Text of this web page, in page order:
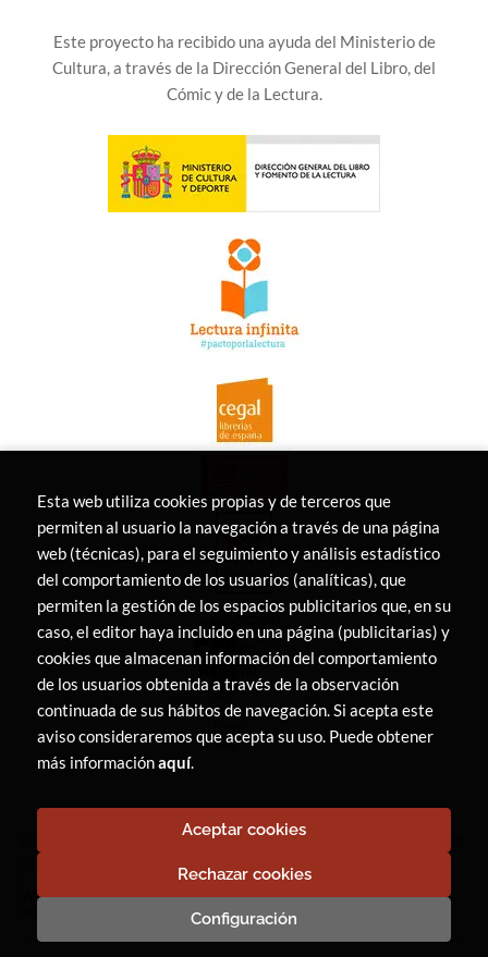
Este proyecto ha recibido una ayuda del Ministerio de
Cultura, a través de la Dirección General del Libro, del
Cómic y de la Lectura.
LIBRERÍA CANAIMA. Todos los Derechos Reservados
Esta web utiliza cookies propias y de terceros que
permiten al usuario la navegación a través de una página
web (técnicas), para el seguimiento y análisis estadístico
del comportamiento de los usuarios (analíticas), que
permiten la gestión de los espacios publicitarios que, en su
caso, el editor haya incluido en una página (publicitarias) y
cookies que almacenan información del comportamiento
de los usuarios obtenida a través de la observación
continuada de sus hábitos de navegación. Si acepta este
aviso consideraremos que acepta su uso. Puede obtener
más informaciónaquí.
Configuración
Rechazar cookies
Aceptar cookies